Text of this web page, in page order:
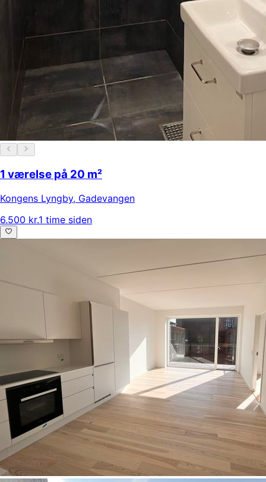
1 værelse på 20 m²
Kongens Lyngby, Gadevangen
6.500 kr.1 time siden